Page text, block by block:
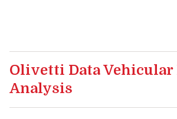
Olivetti Data Vehicular
Analysis